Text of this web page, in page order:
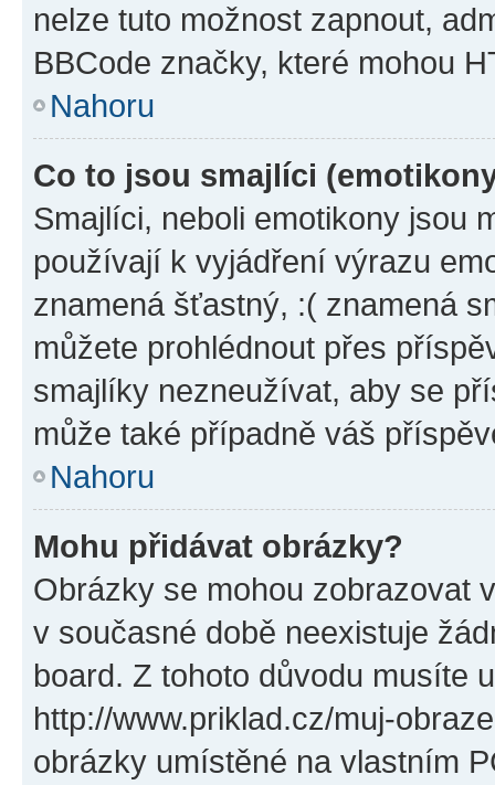
nelze tuto možnost zapnout,
BBCode značky, které mohou
Nahoru
Co to jsou smajlíci
Smajlíci, neboli emotikony jsou
používají k vyjádření výrazu
znamená šťastný, :( znamená
můžete prohlédnout přes
smajlíky nezneužívat, aby se
může také případně váš
Nahoru
Mohu přidávat obrázky?
Obrázky se mohou zobrazovat
v současné době neexistuje
board. Z tohoto důvodu musíte
http://www.priklad.cz/muj-
obrázky umístěné na vlastním